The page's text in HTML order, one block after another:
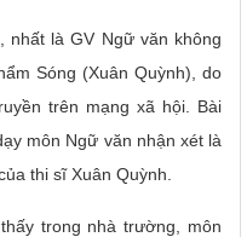
là GV Ngữ văn không
Sóng (Xuân Quỳnh), do
trên mạng xã hội. Bài
môn Ngữ văn nhận xét là
thi sĩ Xuân Quỳnh.
trong nhà trường, môn